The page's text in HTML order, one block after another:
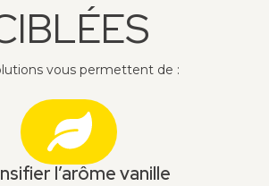
vous permettent de :
l’arôme vanille